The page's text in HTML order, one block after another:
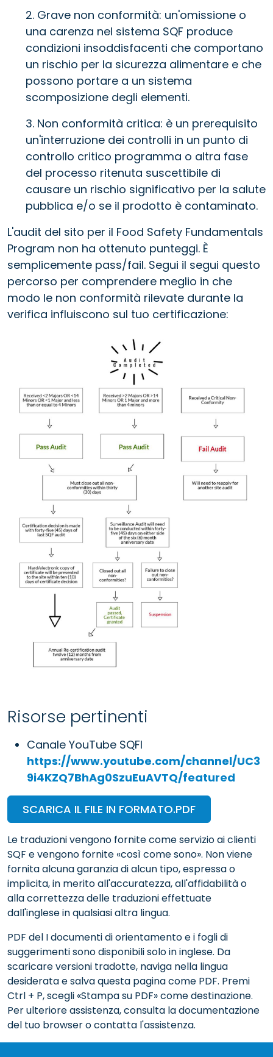
2. Grave non conformità: un'omissione o
una carenza nel sistema SQF produce
condizioni insoddisfacenti che comportano
un rischio per la sicurezza alimentare e che
possono portare a un sistema
scomposizione degli elementi.
3. Non conformità critica: è un prerequisito
un'interruzione dei controlli in un punto di
controllo critico programma o altra fase
del processo ritenuta suscettibile di
causare un rischio significativo per la salute
pubblica e/o se il prodotto è contaminato.
L'audit del sito per il Food Safety Fundamentals
Program non ha ottenuto punteggi. È
semplicemente pass/fail. Segui il segui questo
percorso per comprendere meglio in che
modo le non conformità rilevate durante la
verifica influiscono sul tuo certificazione:
Risorse pertinenti
Canale YouTube SQFI
https://www.youtube.com/channel/UC3
9i4KZQ7BhAg0SzuEuAVTQ/featured
SCARICA IL FILE IN FORMATO.PDF
Le traduzioni vengono fornite come servizio ai clienti
SQF e vengono fornite «così come sono». Non viene
fornita alcuna garanzia di alcun tipo, espressa o
implicita, in merito all'accuratezza, all'affidabilità o
alla correttezza delle traduzioni effettuate
dall'inglese in qualsiasi altra lingua.
PDF del I documenti di orientamento e i fogli di
suggerimenti sono disponibili solo in inglese. Da
scaricare versioni tradotte, naviga nella lingua
desiderata e salva questa pagina come PDF. Premi
Ctrl + P, scegli «Stampa su PDF» come destinazione.
Per ulteriore assistenza, consulta la documentazione
del tuo browser o contatta l'assistenza.